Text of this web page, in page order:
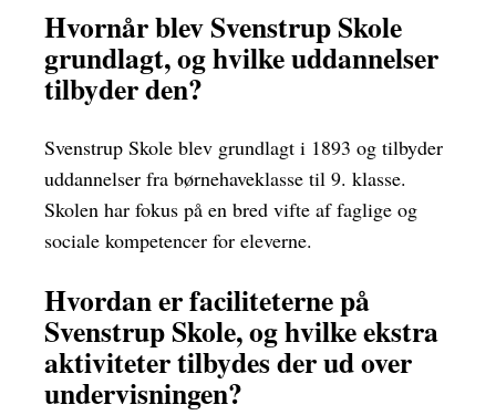
Hvornår blev Svenstrup Skole
grundlagt, og hvilke uddannelser
tilbyder den?
Svenstrup Skole blev grundlagt i 1893 og tilbyder
uddannelser fra børnehaveklasse til 9. klasse.
Skolen har fokus på en bred vifte af faglige og
sociale kompetencer for eleverne.
Hvordan er faciliteterne på
Svenstrup Skole, og hvilke ekstra
aktiviteter tilbydes der ud over
undervisningen?